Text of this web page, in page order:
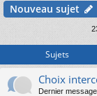
Nouveau sujet
Sujets
Choix
Dernier